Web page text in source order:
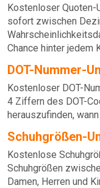
Kostenloser Quoten-
sofort zwischen
Chance hinter jedem
DOT-Nummer-
Kostenloser DOT-
4 Ziffern des DOT-
herauszufinden,
Schuhgrößen-
Kostenlose
Schuhgrößen
Damen, Herren und